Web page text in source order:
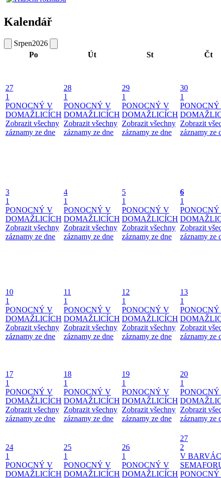
Kalendář
Srpen2026
Po
Út St Čt
27
1
PONOCNÝ V
DOMAŽLICÍCH
Zobrazit všechny
záznamy ze dne
28
1
PONOCNÝ V
DOMAŽLICÍCH
Zobrazit všechny
záznamy ze dne
29
1
PONOCNÝ V
DOMAŽLICÍCH
Zobrazit všechny
záznamy ze dne
30
1
Zobrazit
záznamy ze
3
1
PONOCNÝ V
DOMAŽLICÍCH
Zobrazit všechny
záznamy ze dne
4
1
PONOCNÝ V
DOMAŽLICÍCH
Zobrazit všechny
záznamy ze dne
5
1
PONOCNÝ V
DOMAŽLICÍCH
Zobrazit všechny
záznamy ze dne
6
1
Zobrazit
záznamy ze
10
1
PONOCNÝ V
DOMAŽLICÍCH
Zobrazit všechny
záznamy ze dne
11
1
PONOCNÝ V
DOMAŽLICÍCH
Zobrazit všechny
záznamy ze dne
12
1
PONOCNÝ V
DOMAŽLICÍCH
Zobrazit všechny
záznamy ze dne
13
1
Zobrazit
záznamy ze
17
1
PONOCNÝ V
DOMAŽLICÍCH
Zobrazit všechny
záznamy ze dne
18
1
PONOCNÝ V
DOMAŽLICÍCH
Zobrazit všechny
záznamy ze dne
19
1
PONOCNÝ V
DOMAŽLICÍCH
Zobrazit všechny
záznamy ze dne
20
1
Zobrazit
záznamy ze
24
1
PONOCNÝ V
DOMAŽLICÍCH
25
1
PONOCNÝ V
DOMAŽLICÍCH
26
1
PONOCNÝ V
DOMAŽLICÍCH
27
2
V